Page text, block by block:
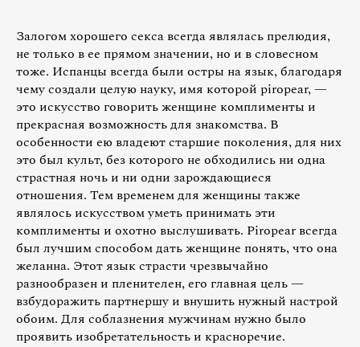
Залогом хорошего секса всегда являлась прелюдия,
не только в ее прямом значении, но и в словесном
тоже. Испанцы всегда были остры на язык, благодаря
чему создали целую науку, имя которой piropear, —
это искусство говорить женщине комплименты и
прекрасная возможность для знакомства. В
особенности ею владеют старшие поколения, для них
это был культ, без которого не обходились ни одна
страстная ночь и ни одни зарождающиеся
отношения. Тем временем для женщины также
являлось искусством уметь принимать эти
комплименты и охотно выслушивать. Piropear всегда
был лучшим способом дать женщине понять, что она
желанна. Этот язык страсти чрезвычайно
разнообразен и пленителен, его главная цель —
взбудоражить партнершу и внушить нужный настрой
обоим. Для соблазнения мужчинам нужно было
проявить изобретательность и красноречие.